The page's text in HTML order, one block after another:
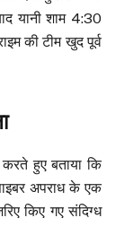
यानी शाम 4:30
की टीम खुद पूर्व
करते हुए बताया कि
अपराध के एक
किए गए संदिग्ध